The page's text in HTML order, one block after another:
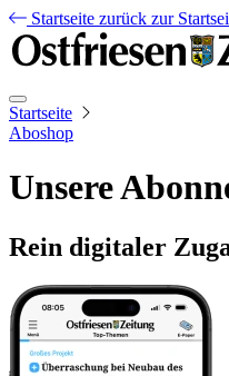
Startseite zurück zur
Startseite
Aboshop
Unsere
Rein digitaler